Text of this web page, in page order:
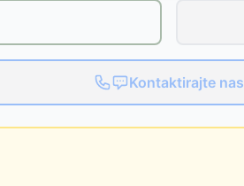
Kontaktirajte nas